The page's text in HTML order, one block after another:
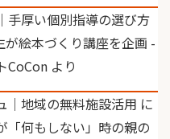
手厚い個別指導の選び方
絵本づくり講座を企画 -
CoCon より
｜地域の無料施設活用 に
「何もしない」時の親の